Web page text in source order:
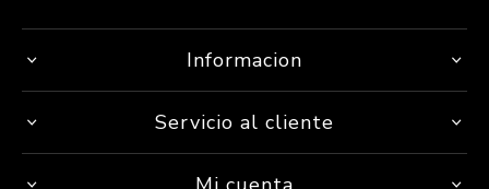
Informacion
Servicio al cliente